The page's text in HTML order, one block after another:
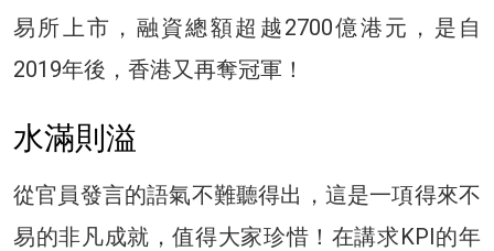
易所上市，融資總額超越2700億港元，是自
2019年後，香港又再奪冠軍！
水滿則溢
從官員發言的語氣不難聽得出，這是一項得來不
易的非凡成就，值得大家珍惜！在講求KPI的年